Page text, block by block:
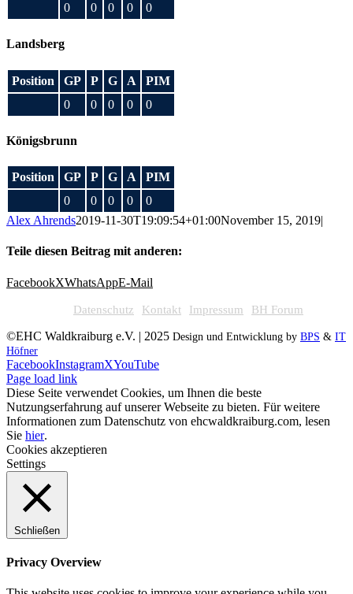
0
0 0 0 0
Landsberg
Position GP P G A
PIM
0
0 0 0 0
Königsbrunn
Position GP P G A
PIM
0
0 0 0
0
Alex Ahrends2019-11-30T19:09:54+01:00November 15, 2019|
Teile diesen Beitrag mit anderen:
FacebookXWhatsAppE-Mail
Datenschutz Kontakt Impressum BH Forum
©EHC Waldkraiburg e.V. | 2025 Design und Entwicklung by BPS & IT
Höfner
FacebookInstagramXYouTube
Page load link
Diese Seite verwendet Cookies, um Ihnen die beste
Nutzungserfahrung auf unserer Webseite zu bieten. Für weitere
Informationen zum Datenschutz von ehcwaldkraiburg.com, lesen
Sie hier.
Cookies akzeptieren
Settings
Schließen
Privacy Overview